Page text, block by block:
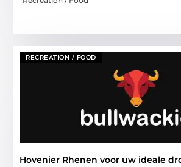
RECREATION / FOOD
Hovenier Rhenen voor uw ideale